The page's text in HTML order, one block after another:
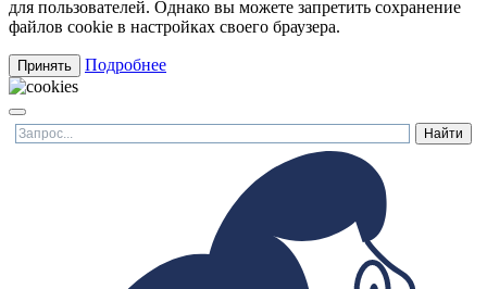
для пользователей. Однако вы можете запретить сохранение
файлов cookie в настройках своего браузера.
Принять Подробнее